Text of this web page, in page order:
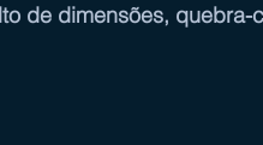
Nintendo Switch
de dimensões, quebra-